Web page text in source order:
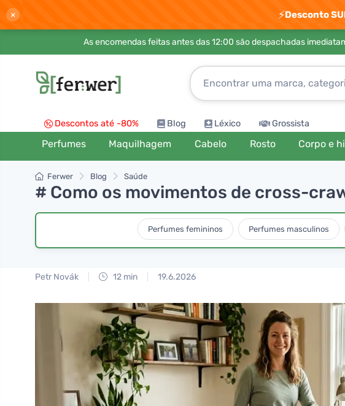
× ⚡Desconto
As encomendas feitas antes das 12:00 são despachadas
Descontos até -80% Blog Léxico Grossista
Perfumes Maquilhagem Cabelo Rosto Corpo e
Ferwer Blog Saúde
# Como os movimentos de cross-
Perfumes femininos Perfumes masculinos
Petr Novák 12 min 19.6.2026